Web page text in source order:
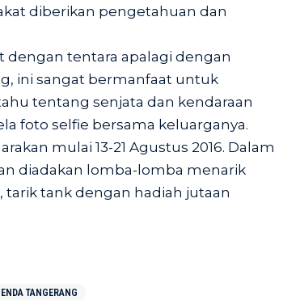
diberikan pengetahuan dan
dengan tentara apalagi dengan
ini sangat bermanfaat untuk
tentang senjata dan kendaraan
foto selfie bersama keluarganya.
mulai 13-21 Agustus 2016. Dalam
diadakan lomba-lomba menarik
tarik tank dengan hadiah jutaan
TANGERANG